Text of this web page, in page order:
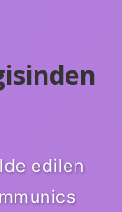
edilen